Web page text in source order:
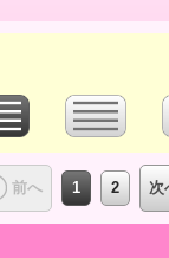
前へ 1 2 次